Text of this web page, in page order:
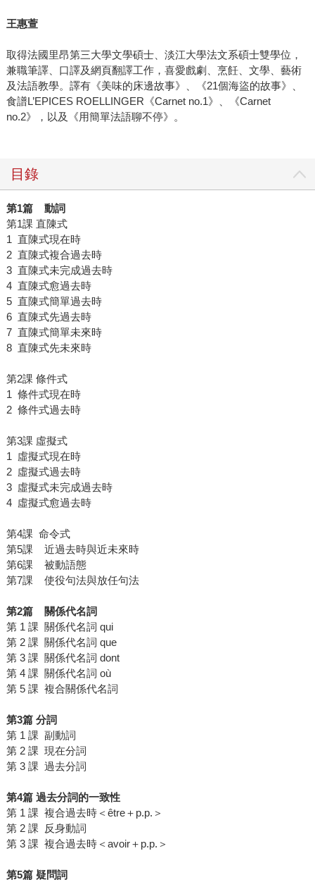
王惠萱
取得法國里昂第三大學文學碩士、淡江大學法文系碩士雙學位，
兼職筆譯、口譯及網頁翻譯工作，喜愛戲劇、烹飪、文學、藝術
及法語教學。譯有《美味的床邊故事》、《21個海盜的故事》、
食譜L’EPICES ROELLINGER《Carnet no.1》、《Carnet
no.2》，以及《用簡單法語聊不停》。
目錄
第1篇 動詞
第1課 直陳式
1 直陳式現在時
2 直陳式複合過去時
3 直陳式未完成過去時
4 直陳式愈過去時
5 直陳式簡單過去時
6 直陳式先過去時
7 直陳式簡單未來時
8 直陳式先未來時
第2課 條件式
1 條件式現在時
2 條件式過去時
第3課 虛擬式
1 虛擬式現在時
2 虛擬式過去時
3 虛擬式未完成過去時
4 虛擬式愈過去時
第4課 命令式
第5課 近過去時與近未來時
第6課 被動語態
第7課 使役句法與放任句法
第2篇 關係代名詞
第 1 課 關係代名詞 qui
第 2 課 關係代名詞 que
第 3 課 關係代名詞 dont
第 4 課 關係代名詞 où
第 5 課 複合關係代名詞
第3篇 分詞
第 1 課 副動詞
第 2 課 現在分詞
第 3 課 過去分詞
第4篇 過去分詞的一致性
第 1 課 複合過去時＜être＋p.p.＞
第 2 課 反身動詞
第 3 課 複合過去時＜avoir＋p.p.＞
第5篇 疑問詞